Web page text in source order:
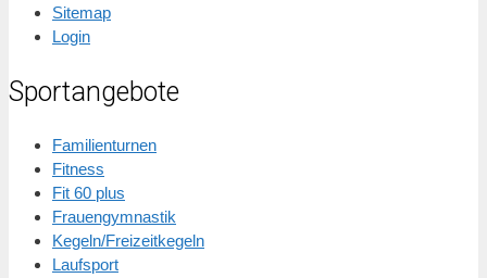
Sitemap
Login
Sportangebote
Familienturnen
Fitness
Fit 60 plus
Frauengymnastik
Kegeln/Freizeitkegeln
Laufsport